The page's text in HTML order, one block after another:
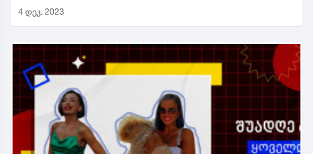
4 დეკ. 2023